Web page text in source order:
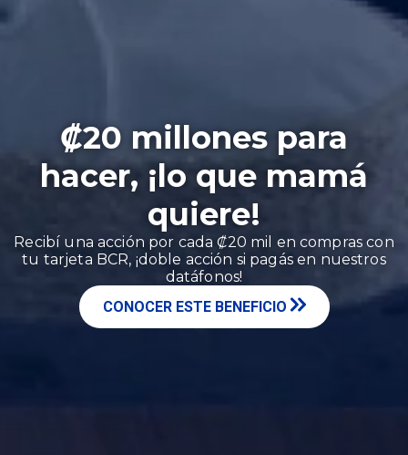
₡20 millones para
hacer, ¡lo que mamá
quiere!
Recibí una acción por cada ₡20 mil en compras con
tu tarjeta BCR, ¡doble acción si pagás en nuestros
datáfonos!
CONOCER ESTE BENEFICIO